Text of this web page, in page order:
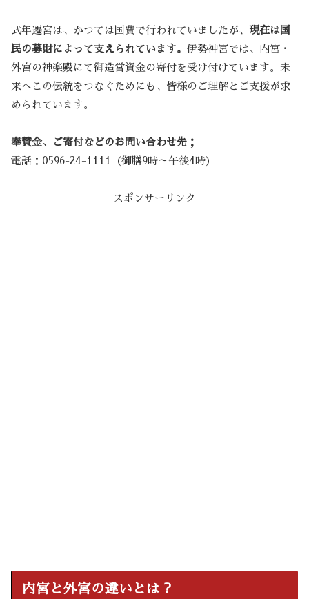
式年遷宮は、かつては国費で行われていましたが、 現在は国
民の募財によって支えられています。 伊勢神宮では、内宮・
外宮の神楽殿にて御造営資金の寄付を受け付けています。未
来へこの伝統をつなぐためにも、皆様のご理解とご支援が求
められています。
奉賛金、ご寄付などのお問い合わせ先；
電話：0596-24-1111（御膳9時～午後4時）
スポンサーリンク
内宮と外宮の違いとは？